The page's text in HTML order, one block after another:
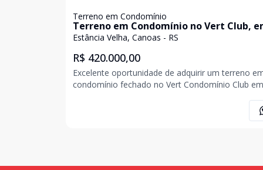
Terreno em Condomínio
Terreno em Condomínio no Vert Club,
Canoas
Estância Velha, Canoas - RS
R$ 420.000,00
Excelente oportunidade de adquirir um terreno
condomínio fechado no Vert Condomínio Club em